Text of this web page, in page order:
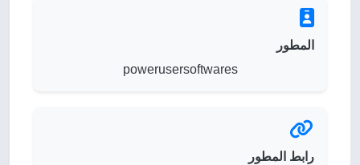
المطور
powerusersoftwares
رابط المطور